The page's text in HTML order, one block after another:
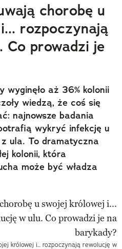
chorobę u
rozpoczynają
Co prowadzi je
wyginęło aż 36% kolonii
wiedzą, że coś się
najnowsze badania
wykryć infekcję u
ula. To dramatyczna
kolonii, która
może być władza
królowej i... rozpoczynają rewolucję w